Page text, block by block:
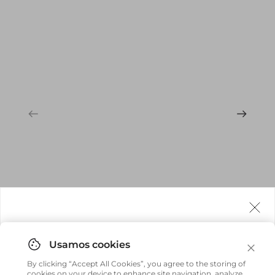
em sua casa, não importa onde você estiver.
By clicking “Accept All Cookies”, you agree to the storing of